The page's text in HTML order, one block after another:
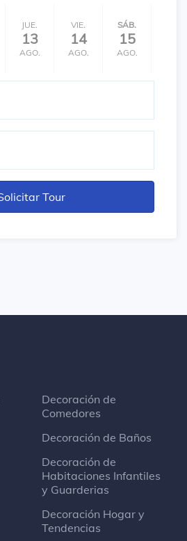
JUE.
13
AGO.
VIE.
14
AGO.
SÁB.
15
AGO.
Decoración de
Comedores
Decoración de Baños
Decoración de
Habitaciones Infantiles
y Guarderias
Decoración Hogar y
Tendencias